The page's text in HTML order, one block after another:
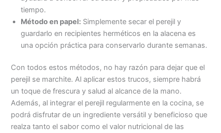
tiempo.
Método en papel: Simplemente secar el perejil y
guardarlo en recipientes herméticos en la alacena es
una opción práctica para conservarlo durante semanas.
Con todos estos métodos, no hay razón para dejar que el
perejil se marchite. Al aplicar estos trucos, siempre habrá
un toque de frescura y salud al alcance de la mano.
Además, al integrar el perejil regularmente en la cocina, se
podrá disfrutar de un ingrediente versátil y beneficioso que
realza tanto el sabor como el valor nutricional de las